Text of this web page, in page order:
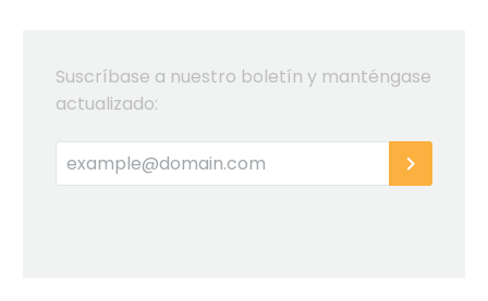
Suscríbase a nuestro boletín y manténgase
actualizado: